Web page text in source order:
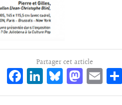
Partager cet article
Fa
ce
Li
n
Bl
ue
M
as
E
m